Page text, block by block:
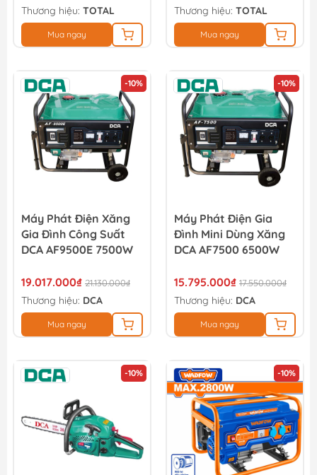
Thương hiệu: TOTAL
Mua ngay
Thương hiệu: TOTAL
Mua ngay
-10%
Máy Phát Điện Xăng
Gia Đình Công Suất
DCA AF9500E 7500W
19.017.000₫ 21.130.000₫
Thương hiệu: DCA
Mua ngay
-10%
Máy Phát Điện Gia
Đình Mini Dùng Xăng
DCA AF7500 6500W
15.795.000₫ 17.550.000₫
Thương hiệu: DCA
Mua ngay
-10% -10%